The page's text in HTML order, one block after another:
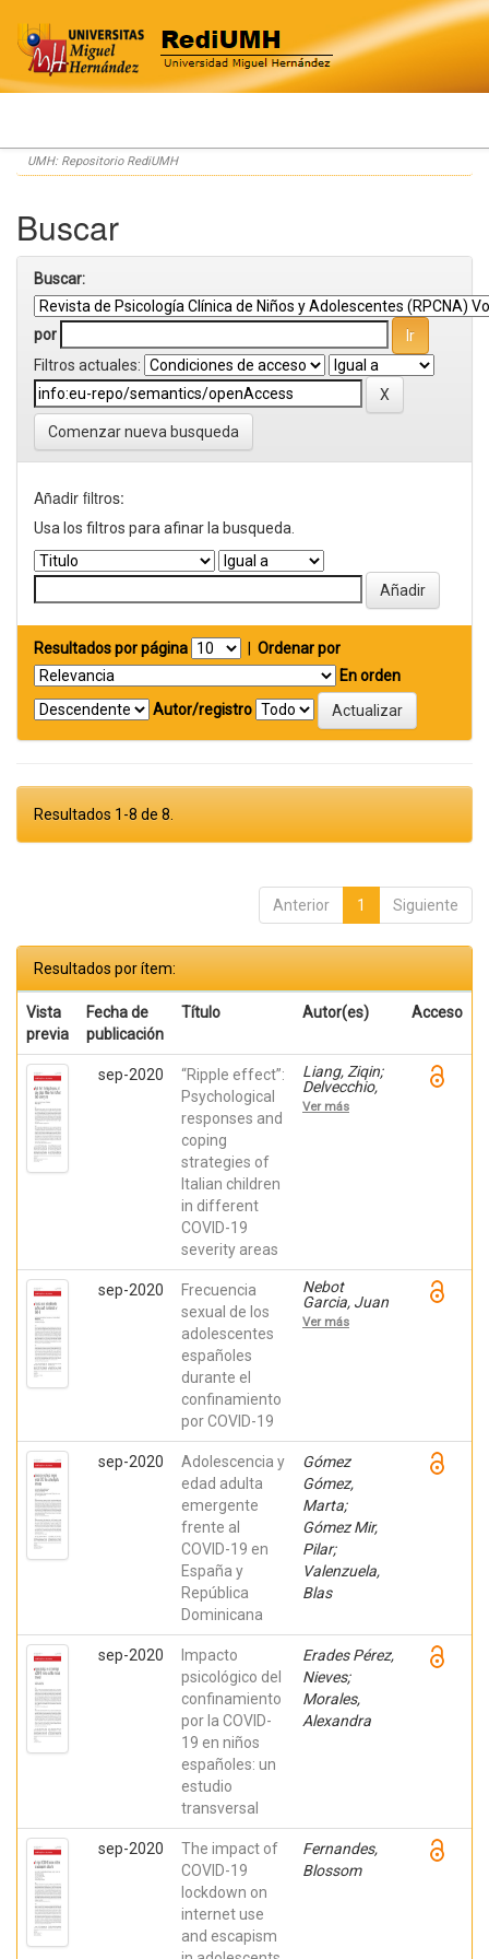
Skip
navigation
UMH: Repositorio RediUMH
Buscar
Buscar:
por
Filtros actuales:
Comenzar nueva busqueda
Añadir filtros:
Usa los filtros para afinar la busqueda.
Resultados por página
Ordenar por
En orden
Autor/registro
Resultados 1-8 de 8.
Anterior 1 Siguiente
Resultados por ítem:
Vista
previa
Fecha de
publicación
Título Autor(es) Acceso
sep-2020
“Ripple effect”:
Psychological
responses and
coping
strategies of
Italian children
in different
COVID-19
severity areas
Liang, Ziqin;
Delvecchio,
Elisa;
Buratta,
Ver más
sep-2020
Frecuencia
sexual de los
adolescentes
españoles
durante el
confinamiento
por COVID-19
Nebot
Garcia, Juan
E.; Ruiz
Palomino,
Ballester
Arnal, Rafael
Ver más
sep-2020
Adolescencia y
edad adulta
emergente
frente al
COVID-19 en
España y
República
Dominicana
Gómez
Gómez,
Marta;
Gómez Mir,
Pilar;
Valenzuela,
Blas
sep-2020
Impacto
psicológico del
confinamiento
por la COVID-
19 en niños
españoles: un
estudio
transversal
Erades Pérez,
Nieves;
Morales,
Alexandra
sep-2020
The impact of
COVID-19
lockdown on
internet use
and escapism
Fernandes,
Blossom